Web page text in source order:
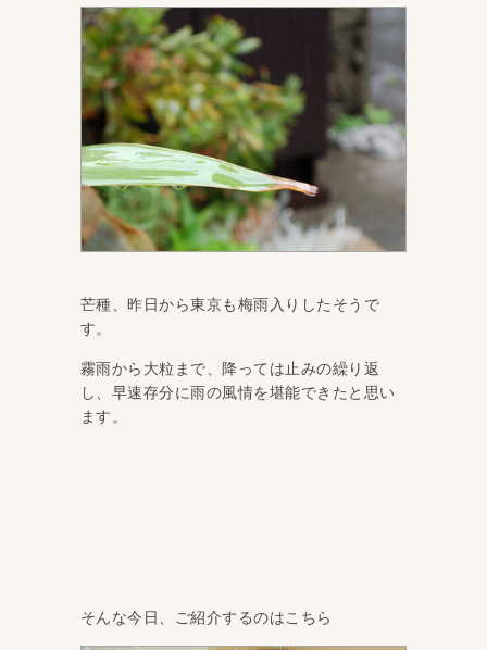
芒種、昨日から東京も梅雨入りしたそうで
す。
霧雨から大粒まで、降っては止みの繰り返
し、早速存分に雨の風情を堪能できたと思い
ます。
そんな今日、ご紹介するのはこちら